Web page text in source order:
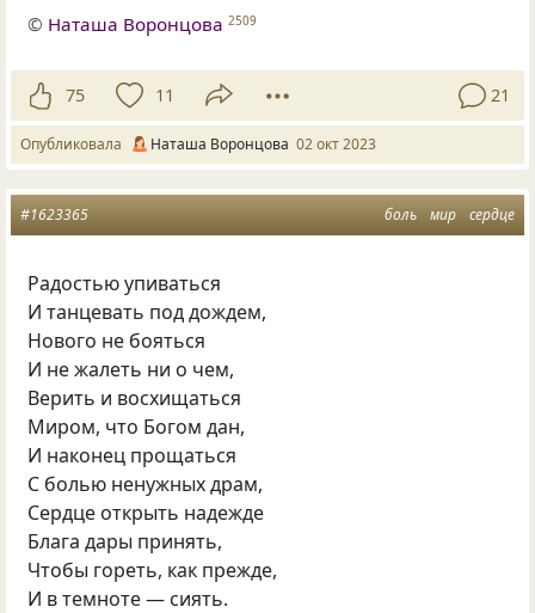
© Наташа Воронцова 2509
75 11 21
Опубликовала Наташа Воронцова 02 окт 2023
боль мир сердце
#1623365
Радостью упиваться
И танцевать под дождем,
Нового не бояться
И не жалеть ни о чем,
Верить и восхищаться
Миром, что Богом дан,
И наконец прощаться
С болью ненужных драм,
Сердце открыть надежде
Блага дары принять,
Чтобы гореть, как прежде,
И в темноте — сиять.